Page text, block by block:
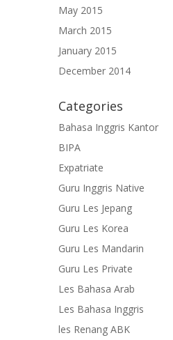
May 2015
March 2015
January 2015
December 2014
Categories
Bahasa Inggris Kantor
BIPA
Expatriate
Guru Inggris Native
Guru Les Jepang
Guru Les Korea
Guru Les Mandarin
Guru Les Private
Les Bahasa Arab
Les Bahasa Inggris
les Renang ABK